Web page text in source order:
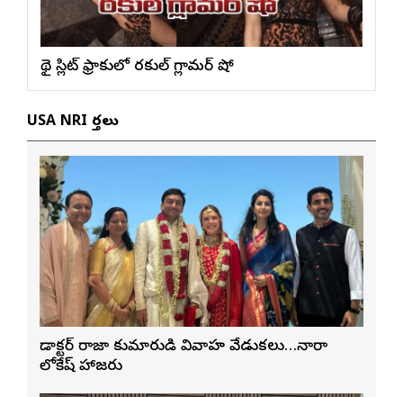
థై స్లిట్ ఫ్రాకులో ర‌కుల్ గ్లామ‌ర్ షో
USA NRI వార్తలు
డాక్టర్ రాజా కుమారుడి వివాహ వేడుకలు…నారా
లోకేష్ హాజరు